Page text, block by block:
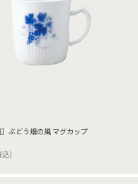
］ぶどう畑の風 マグカップ
)